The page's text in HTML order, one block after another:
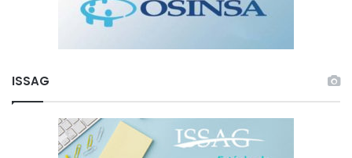
ISSAG